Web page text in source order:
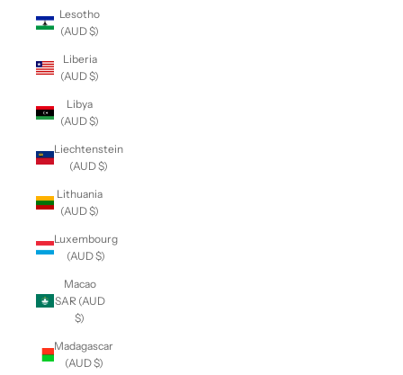
Lesotho
(AUD $)
Liberia
(AUD $)
Libya
(AUD $)
Liechtenstein
(AUD $)
Lithuania
(AUD $)
Luxembourg
(AUD $)
Macao
SAR (AUD
$)
Madagascar
(AUD $)